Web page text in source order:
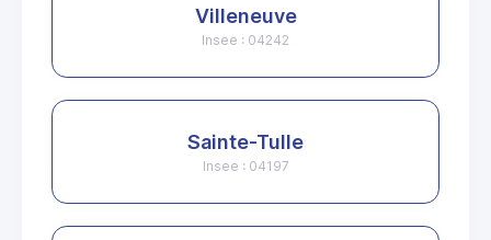
Villeneuve
Insee : 04242
Sainte-Tulle
Insee : 04197